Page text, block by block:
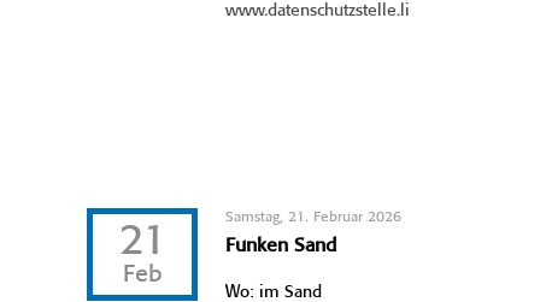
www.datenschutzstelle.li
21
Feb
Samstag, 21. Februar 2026
Funken Sand
Wo: im Sand